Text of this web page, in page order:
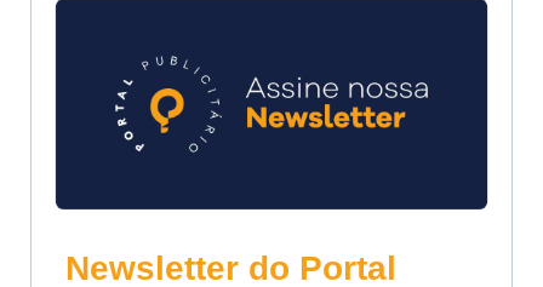
Newsletter do Portal